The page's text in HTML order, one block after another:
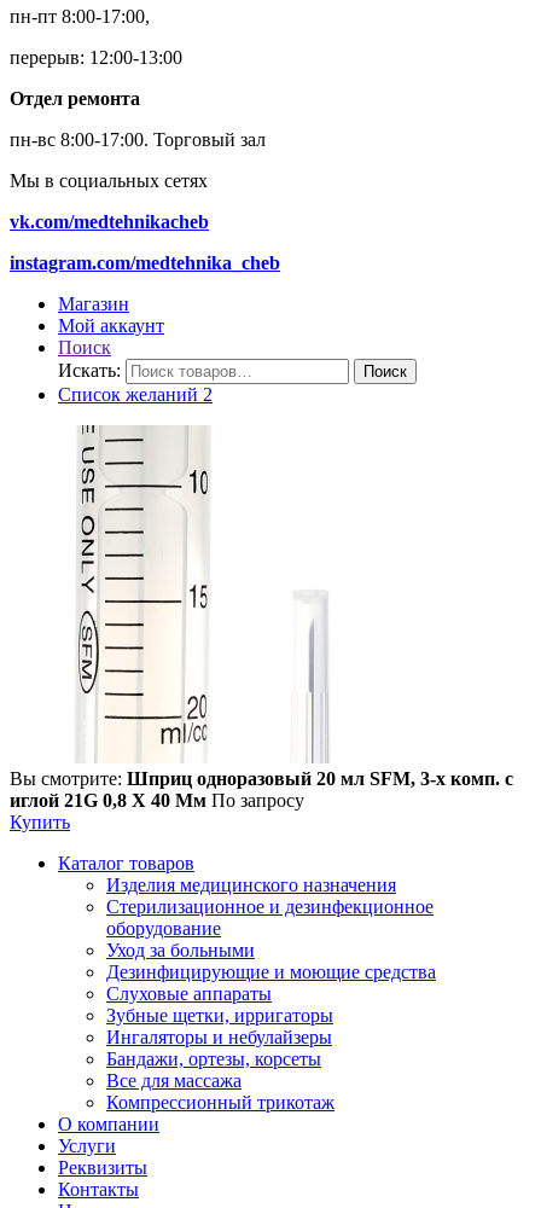
пн-пт 8:00-17:00,
перерыв: 12:00-13:00
Отдел ремонта
пн-вс 8:00-17:00. Торговый зал
Мы в социальных сетях
vk.com/medtehnikacheb
instagram.com/medtehnika_cheb
Магазин
Мой аккаунт
Поиск
Искать:
Поиск
Список желаний 2
Вы смотрите: Шприц одноразовый 20 мл SFM, 3-х комп. с
иглой 21G 0,8 Х 40 Мм По запросу
Купить
Каталог товаров
Изделия медицинского назначения
Стерилизационное и дезинфекционное
оборудование
Уход за больными
Дезинфицирующие и моющие средства
Слуховые аппараты
Зубные щетки, ирригаторы
Ингаляторы и небулайзеры
Бандажи, ортезы, корсеты
Все для массажа
Компрессионный трикотаж
О компании
Услуги
Реквизиты
Контакты